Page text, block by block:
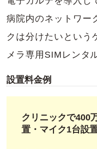
病院内のネットワー
クは分けたいという
メラ専用SIMレンタ
設置料金例
クリニックで400
置・マイク1台設